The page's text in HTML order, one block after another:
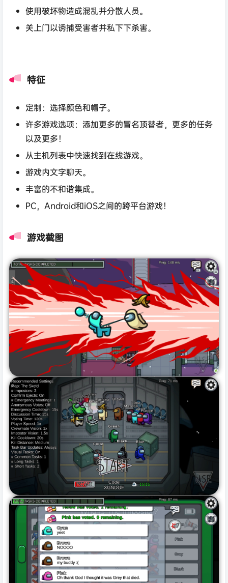
使用破坏物造成混乱并分散人员。
关上门以诱捕受害者并私下下杀害。
特征
定制：选择颜色和帽子。
许多游戏选项：添加更多的冒名顶替者，更多的任务
以及更多！
从主机列表中快速找到在线游戏。
游戏内文字聊天。
丰富的不和谐集成。
PC，Android和iOS之间的跨平台游戏！
游戏截图